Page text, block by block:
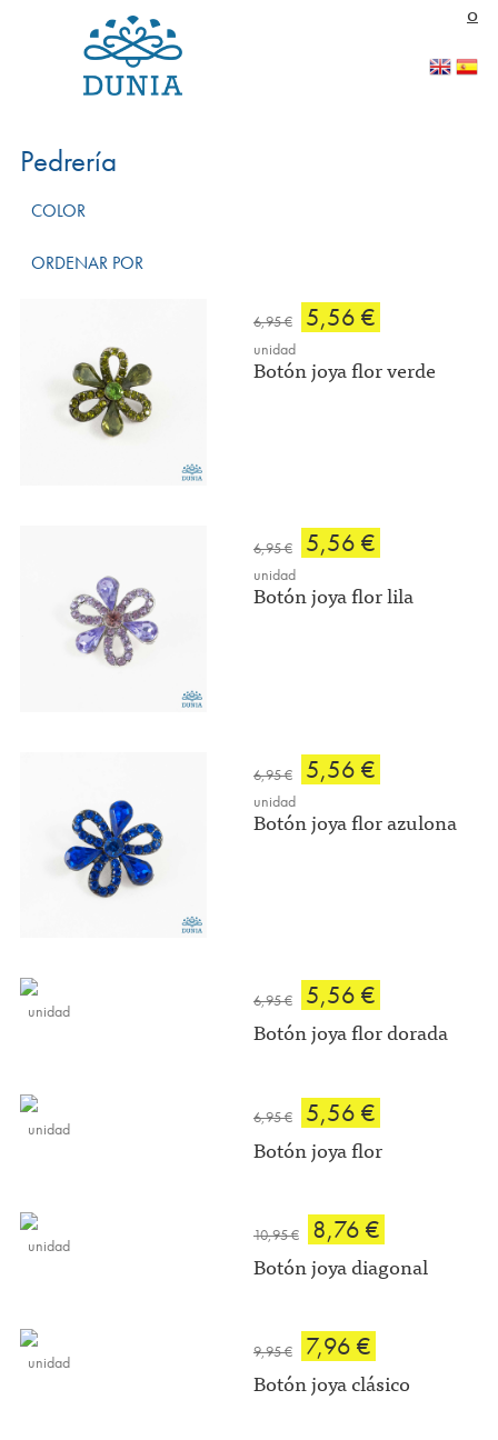
Pasar al contenido principal 0
Pedrería
COLOR
ORDENAR POR
6,95 € 5,56 €
unidad
Botón joya flor verde
6,95 € 5,56 €
unidad
Botón joya flor lila
6,95 € 5,56 €
unidad
Botón joya flor azulona
6,95 € 5,56 €
unidad
Botón joya flor dorada
6,95 € 5,56 €
unidad
Botón joya flor
10,95 € 8,76 €
unidad
Botón joya diagonal
9,95 € 7,96 €
unidad
Botón joya clásico